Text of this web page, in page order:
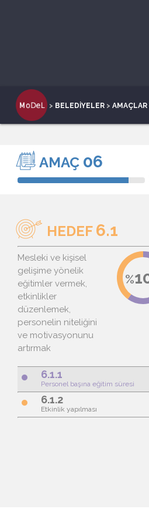
> BELEDİYELER > AMAÇLAR
AMAÇ 06
HEDEF 6.1
Mesleki ve kişisel
gelişime yönelik
eğitimler vermek,
etkinlikler
düzenlemek,
personelin niteliğini
ve motivasyonunu
artırmak
brightness_1 6.1.1
Personel başına eğitim süresi
brightness_1 6.1.2
Etkinlik yapılması